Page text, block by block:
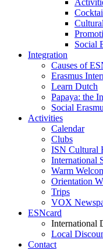
Social
Integration
Causes of
Erasmus
Learn Dutch
Papaya: the
Social
Activities
Calendar
Clubs
ISN Cultural
International
Warm
Orientation
Trips
VOX
ESNcard
International
Local
Contact